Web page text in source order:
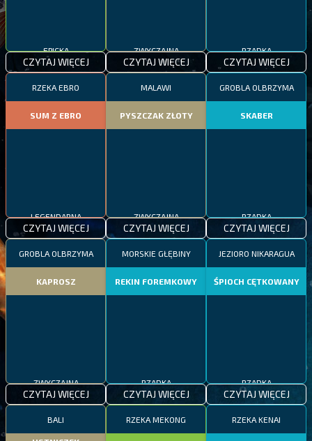
EPICKA
CZYTAJ WIĘCEJ
ZWYCZAJNA
CZYTAJ WIĘCEJ
RZADKA
CZYTAJ WIĘCEJ
RZEKA EBRO
SUM Z EBRO
LEGENDARNA
CZYTAJ WIĘCEJ
MALAWI
PYSZCZAK ZŁOTY
ZWYCZAJNA
CZYTAJ WIĘCEJ
GROBLA OLBRZYMA
SKABER
RZADKA
CZYTAJ WIĘCEJ
GROBLA OLBRZYMA
KAPROSZ
ZWYCZAJNA
CZYTAJ WIĘCEJ
MORSKIE GŁĘBINY
REKIN FOREMKOWY
RZADKA
CZYTAJ WIĘCEJ
JEZIORO NIKARAGUA
ŚPIOCH CĘTKOWANY
RZADKA
CZYTAJ WIĘCEJ
BALI RZEKA MEKONG RZEKA KENAI